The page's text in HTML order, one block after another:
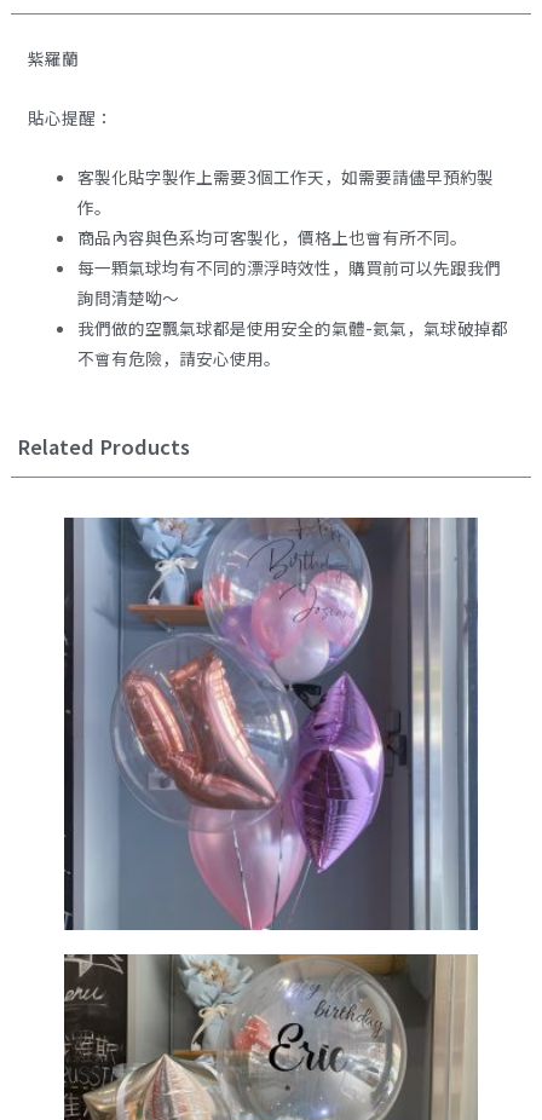
紫羅蘭
貼心提醒：
客製化貼字製作上需要3個工作天，如需要請儘早預約製
作。
商品內容與色系均可客製化，價格上也會有所不同。
每一顆氣球均有不同的漂浮時效性，購買前可以先跟我們
詢問清楚呦～
我們做的空飄氣球都是使用安全的氣體-氦氣，氣球破掉都
不會有危險，請安心使用。
Related Products